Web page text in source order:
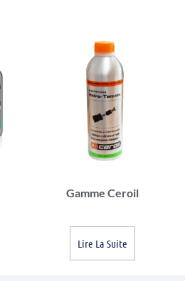
Gamme Ceroil
Lire La Suite